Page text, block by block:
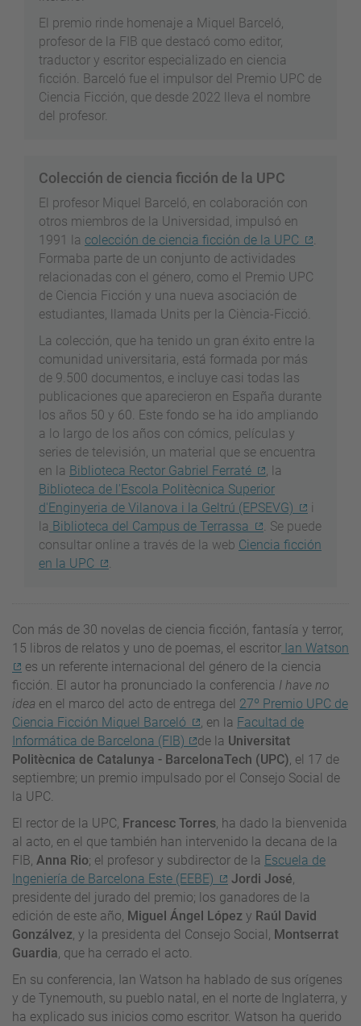
El premio rinde homenaje a Miquel Barceló,
profesor de la FIB que destacó como editor,
traductor y escritor especializado en ciencia
ficción. Barceló fue el impulsor del Premio UPC de
Ciencia Ficción, que desde 2022 lleva el nombre
del profesor.
Colección de ciencia ficción de la UPC
El profesor Miquel Barceló, en colaboración con
otros miembros de la Universidad, impulsó en
1991 la colección de ciencia ficción de la UPC
.
Formaba parte de un conjunto de actividades
relacionadas con el género, como el Premio UPC
de Ciencia Ficción y una nueva asociación de
estudiantes, llamada Units per la Ciència-Ficció.
La colección, que ha tenido un gran éxito entre la
comunidad universitaria, está formada por más
de 9.500 documentos, e incluye casi todas las
publicaciones que aparecieron en España durante
los años 50 y 60. Este fondo se ha ido ampliando
a lo largo de los años con cómics, películas y
series de televisión, un material que se encuentra
en la Biblioteca Rector Gabriel Ferraté
, la
Biblioteca de l'Escola Politècnica Superior
d'Enginyeria de Vilanova i la Geltrú (EPSEVG)
i
la Biblioteca del Campus de Terrassa
. Se puede
consultar online a través de la web Ciencia ficción
en la UPC
.
Con más de 30 novelas de ciencia ficción, fantasía y terror,
15 libros de relatos y uno de poemas, el escritor Ian Watson
es un referente internacional del género de la ciencia
ficción. El autor ha pronunciado la conferencia I have no
idea en el marco del acto de entrega del 27º Premio UPC de
Ciencia Ficción Miquel Barceló
, en la Facultad de
Informática de Barcelona (FIB)
de la Universitat
Politècnica de Catalunya - BarcelonaTech (UPC), el 17 de
septiembre; un premio impulsado por el Consejo Social de
la UPC.
El rector de la UPC, Francesc Torres, ha dado la bienvenida
al acto, en el que también han intervenido la decana de la
FIB, Anna Rio; el profesor y subdirector de la Escuela de
Ingeniería de Barcelona Este (EEBE)
Jordi José,
presidente del jurado del premio; los ganadores de la
edición de este año, Miguel Ángel López y Raúl David
Gonzálvez, y la presidenta del Consejo Social, Montserrat
Guardia, que ha cerrado el acto.
En su conferencia, Ian Watson ha hablado de sus orígenes
y de Tynemouth, su pueblo natal, en el norte de Inglaterra, y
ha explicado sus inicios como escritor. Watson ha querido